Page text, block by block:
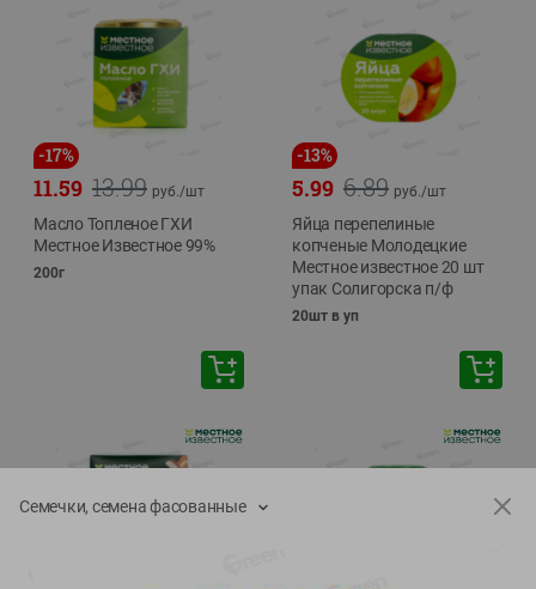
-17%
13.99
11.59 руб./шт
Масло Топленое ГХИ
Местное Известное 99%
200г
-13%
6.89
5.99 руб./шт
Яйца перепелиные
копченые Молодецкие
Местное известное 20 шт
упак Солигорска п/ф
20шт в уп
Семечки, семена фасованные